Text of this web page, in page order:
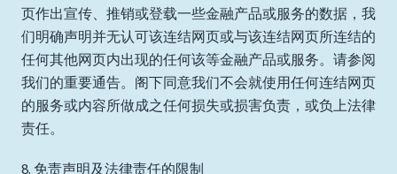
页作出宣传、推销或登载一些金融产品或服务的数据，我
们明确声明并无认可该连结网页或与该连结网页所连结的
任何其他网页内出现的任何该等金融产品或服务。请参阅
我们的重要通告。阁下同意我们不会就使用任何连结网页
的服务或内容所做成之任何损失或损害负责，或负上法律
责任。
8. 免责声明及法律责任的限制